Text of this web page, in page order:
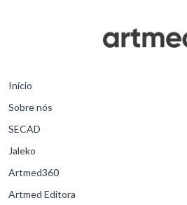
Início
Sobre nós
SECAD
Jaleko
Artmed360
Artmed Editora